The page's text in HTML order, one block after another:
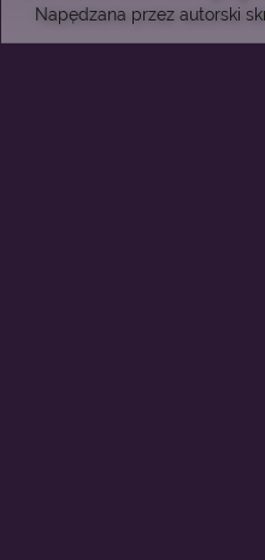
Napędzana przez autorski